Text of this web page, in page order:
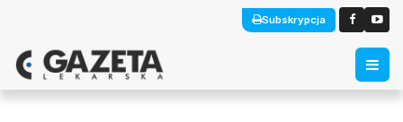
Subskrypcja